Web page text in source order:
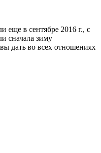
еще в сентябре 2016 г., с
сначала зиму
дать во всех отношениях